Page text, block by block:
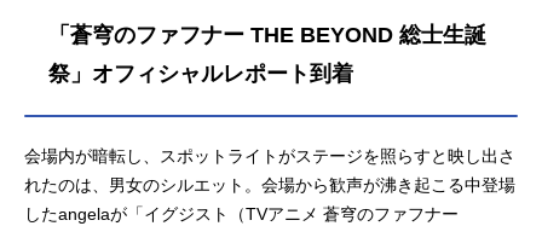
「蒼穹のファフナー THE BEYOND 総士生誕
祭」オフィシャルレポート到着
会場内が暗転し、スポットライトがステージを照らすと映し出さ
れたのは、男女のシルエット。会場から歓声が沸き起こる中登場
したangelaが「イグジスト（TVアニメ 蒼穹のファフナー